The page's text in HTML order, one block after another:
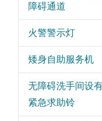
障碍通道
火警警示灯
矮身自助服务机
无障碍洗手间设
紧急求助铃